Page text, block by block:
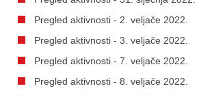
Pregled aktivnosti - 2. veljače 2022.
Pregled aktivnosti - 3. veljače 2022.
Pregled aktivnosti - 7. veljače 2022.
Pregled aktivnosti - 8. veljače 2022.